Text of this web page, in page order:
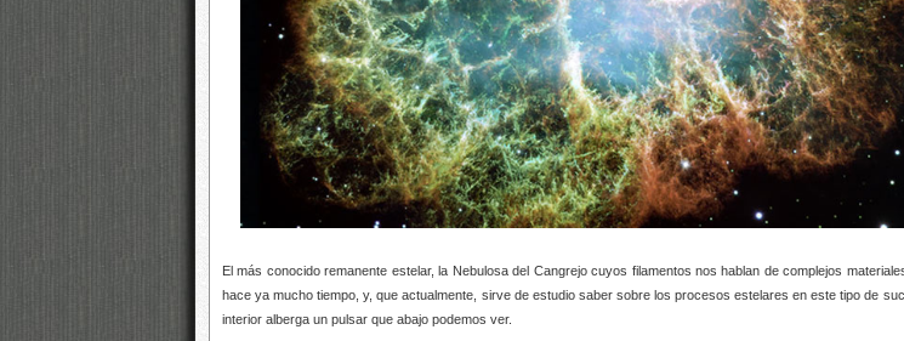
El más conocido remanente estelar, la Nebulosa del Cangrejo cuyos filamentos nos hablan de complejos
hace ya mucho tiempo, y, que actualmente, sirve de estudio saber sobre los procesos estelares en este tipo de
interior alberga un pulsar que abajo podemos ver.